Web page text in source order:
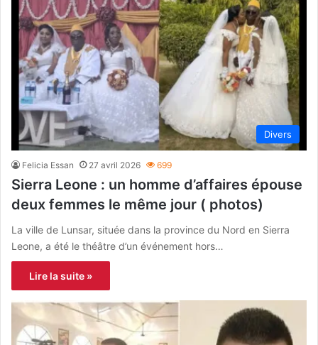
Divers
Felicia Essan 27 avril 2026 699
Sierra Leone : un homme d’affaires épouse
deux femmes le même jour ( photos)
La ville de Lunsar, située dans la province du Nord en Sierra
Leone, a été le théâtre d’un événement hors…
Lire la suite »